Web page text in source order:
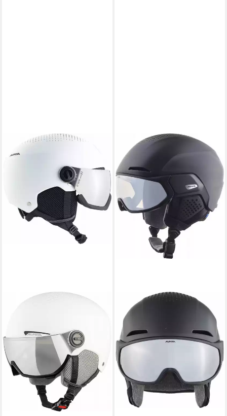
ALPINA SPORTS
Skihelm Alpina ALTO V
Skihelm Snowboardhelm mit
Visier black matt A9238
223,95 €
-20%
lieferbar - in 2-3 Werktagen bei dir